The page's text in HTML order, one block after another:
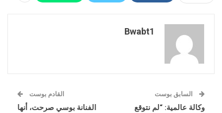
Bwabt1
السابق بوست
وكالة عالمية: “لم نتوقع
القادم بوست
الفنانة بوسي صرحت، أنها